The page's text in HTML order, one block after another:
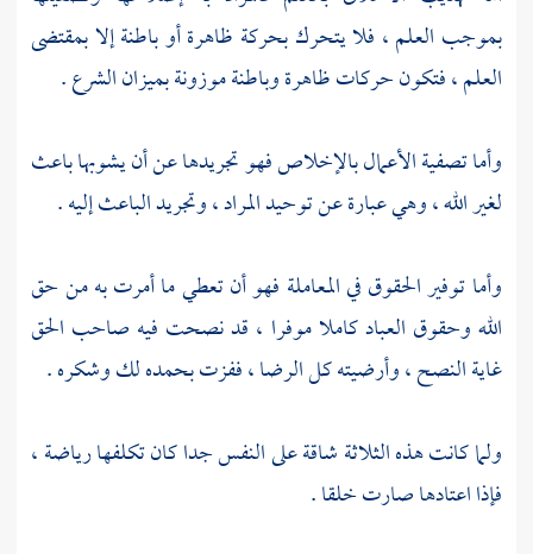
بموجب العلم ، فلا يتحرك بحركة ظاهرة أو باطنة إلا بمقتضى
العلم ، فتكون حركات ظاهرة وباطنة موزونة بميزان الشرع .
وأما تصفية الأعمال بالإخلاص فهو تجريدها عن أن يشوبها باعث
لغير الله ، وهي عبارة عن توحيد المراد ، وتجريد الباعث إليه .
وأما توفير الحقوق في المعاملة فهو أن تعطي ما أمرت به من حق
الله وحقوق العباد كاملا موفرا ، قد نصحت فيه صاحب الحق
غاية النصح ، وأرضيته كل الرضا ، ففزت بحمده لك وشكره .
ولما كانت هذه الثلاثة شاقة على النفس جدا كان تكلفها رياضة ،
فإذا اعتادها صارت خلقا .